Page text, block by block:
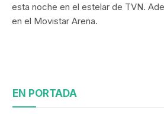
esta noche en el estelar de TVN.
en el Movistar Arena.
EN PORTADA